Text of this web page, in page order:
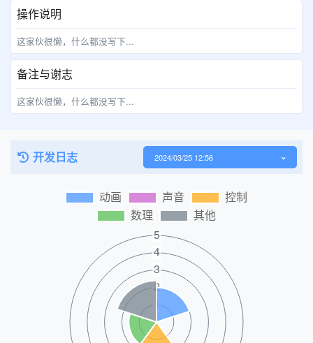
操作说明
这家伙很懒，什么都没写下...
备注与谢志
这家伙很懒，什么都没写下...
开发日志 2024/03/25 12:56